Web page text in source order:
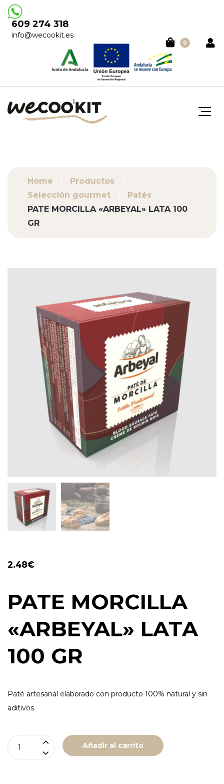
609 274 318
info@wecookit.es
0
Home
Productos
Selección gourmet
Patés
PATE MORCILLA «ARBEYAL» LATA 100
GR
2.48€
PATE MORCILLA
«ARBEYAL» LATA
100 GR
Paté artesanal elaborado con producto 100% natural y sin
aditivos
PATE
MORCILLA
Añadir al carrito